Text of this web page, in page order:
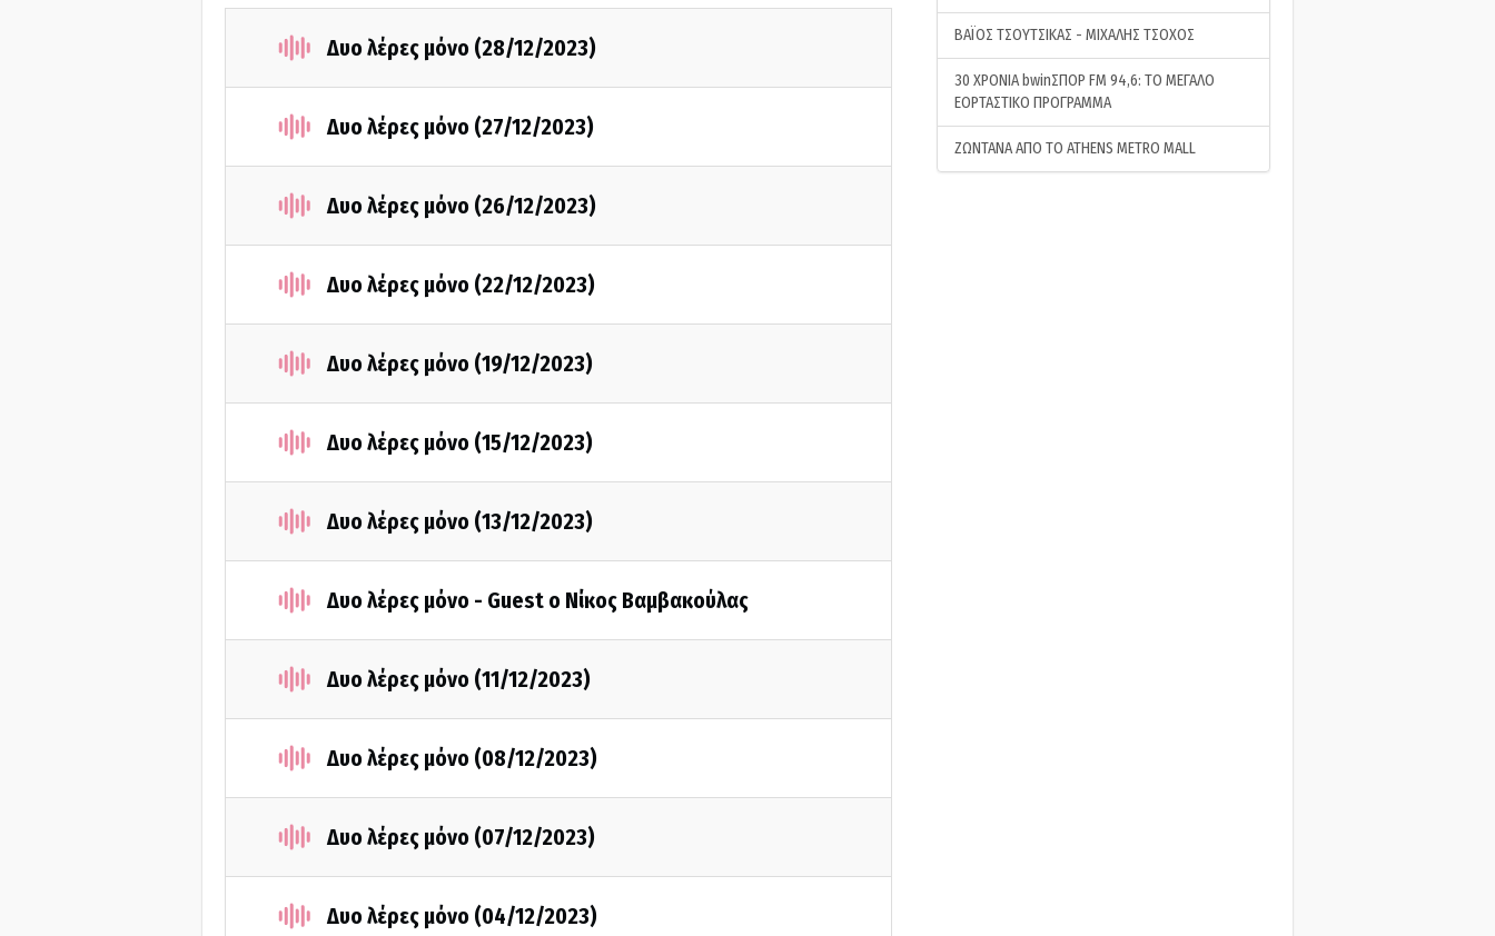
Δυο λέρες μόνο (28/12/2023)
Δυο λέρες μόνο (27/12/2023)
Δυο λέρες μόνο (26/12/2023)
Δυο λέρες μόνο (22/12/2023)
Δυο λέρες μόνο (19/12/2023)
Δυο λέρες μόνο (15/12/2023)
Δυο λέρες μόνο (13/12/2023)
Δυο λέρες μόνο - Guest ο Νίκος Βαμβακούλας
Δυο λέρες μόνο (11/12/2023)
Δυο λέρες μόνο (08/12/2023)
Δυο λέρες μόνο (07/12/2023)
Δυο λέρες μόνο (04/12/2023)
ΒΑΪΟΣ ΤΣΟΥΤΣΙΚΑΣ - ΜΙΧΑΛΗΣ ΤΣΟΧΟΣ
30 ΧΡΟΝΙΑ bwinΣΠΟΡ FM 94,6: ΤΟ ΜΕΓΑΛΟ
ΕΟΡΤΑΣΤΙΚΟ ΠΡΟΓΡΑΜΜΑ
ΖΩΝΤΑΝΑ ΑΠΟ ΤΟ ATHENS METRO MALL